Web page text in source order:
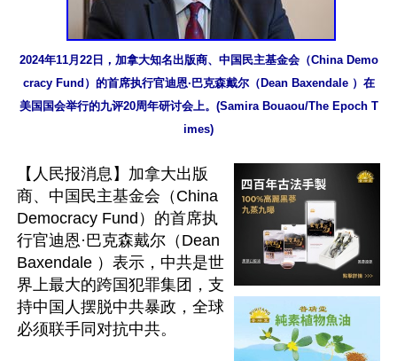
2024年11月22日，加拿大知名出版商、中国民主基金会（China Demo
cracy Fund）的首席执行官迪恩·巴克森戴尔（Dean Baxendale ）在
美国国会举行的九评20周年研讨会上。(Samira Bouaou/The Epoch T
imes)
【人民报消息】加拿大出版
商、中国民主基金会（China
Democracy Fund）的首席执
行官迪恩·巴克森戴尔（Dean
Baxendale ）表示，中共是世
界上最大的跨国犯罪集团，支
持中国人摆脱中共暴政，全球
必须联手同对抗中共。